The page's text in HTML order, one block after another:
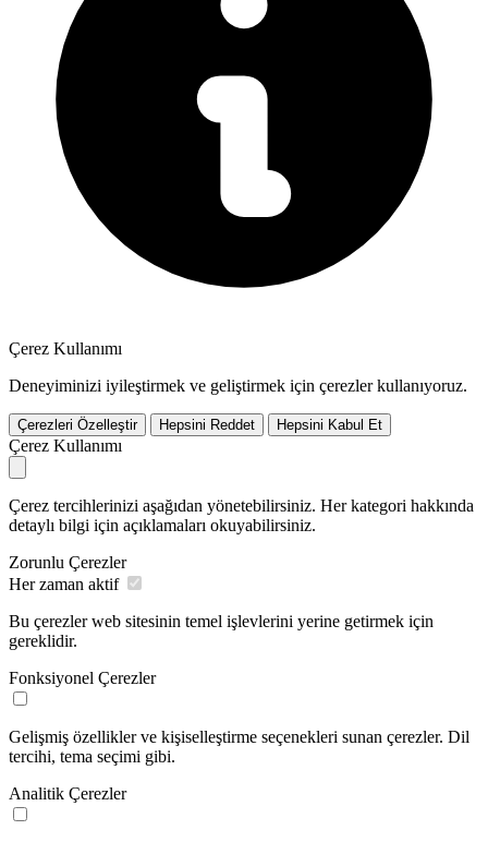
Çerez Kullanımı
Deneyiminizi iyileştirmek ve geliştirmek için çerezler kullanıyoruz.
Çerezleri Özelleştir Hepsini Reddet Hepsini Kabul Et
Çerez Kullanımı
Çerez tercihlerinizi aşağıdan yönetebilirsiniz. Her kategori hakkında
detaylı bilgi için açıklamaları okuyabilirsiniz.
Zorunlu Çerezler
Her zaman aktif
Bu çerezler web sitesinin temel işlevlerini yerine getirmek için
gereklidir.
Fonksiyonel Çerezler
Gelişmiş özellikler ve kişiselleştirme seçenekleri sunan çerezler. Dil
tercihi, tema seçimi gibi.
Analitik Çerezler